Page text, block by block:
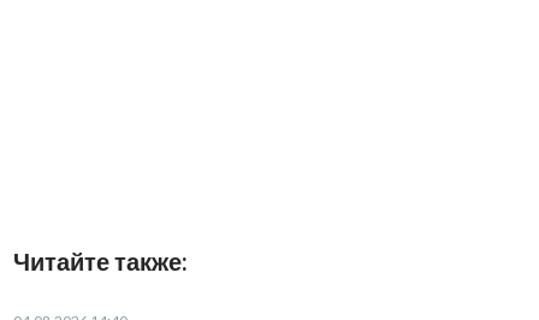
Читайте также: